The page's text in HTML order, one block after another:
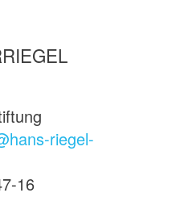
riegel-
16